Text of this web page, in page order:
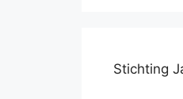
Stichting